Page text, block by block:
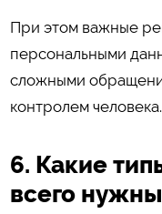
При этом важные
персональными
сложными
контролем человека.
6. Какие
всего